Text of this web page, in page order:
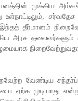
முக்­கிய
இந்தத் தீர்­மானம்
அரச தலை­வர்­களும்
வேண்­டிய
ஏற்க முடி­யாது